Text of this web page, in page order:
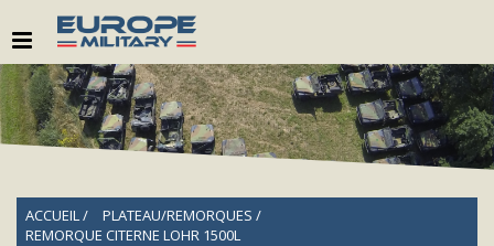
ACCUEIL
PLATEAU/REMORQUES
REMORQUE CITERNE LOHR 1500L